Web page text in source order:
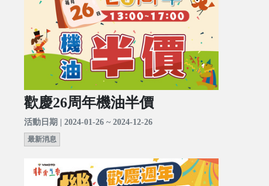
歡慶26周年機油半價
活動日期 | 2024-01-26 ~ 2024-12-26
最新消息